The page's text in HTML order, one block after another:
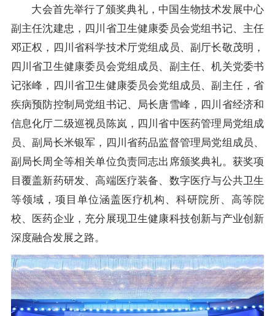
大会首先举行了颁奖典礼，中国生物技术发展中心
副主任沈建忠，四川省卫生健康委员会党组书记、主任
邓正权，四川省科学技术厅党组成员、副厅长敬茂明，
四川省卫生健康委员会党组成员、副主任、机关党委书
记张峰，四川省卫生健康委员会党组成员、副主任，省
疾病预防控制局党组书记、局长唐雪峰，四川省经济和
信息化厅二级巡视员陈岚，四川省中医药管理局党组成
员、副局长米银军，四川省药品监督管理局党组成员、
副局长周全等相关单位负责同志出席颁奖典礼。获奖项
目覆盖新药研发、高端医疗装备、数字医疗与公共卫生
等领域，项目单位涵盖医疗机构、科研院所、高等院
校、医药企业，充分展现卫生健康科技创新与产业创新
深度融合发展之路。